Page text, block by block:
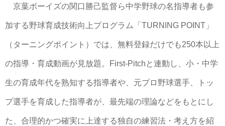
京葉ボーイズの関口勝己監督ら中学野球の名指導者も参
加する野球育成技術向上プログラム「TURNING POINT」
（ターニングポイント）では、無料登録だけでも250本以上
の指導・育成動画が見放題。First-Pitchと連動し、小・中学
生の育成年代を熟知する指導者や、元プロ野球選手、トッ
プ選手を育成した指導者が、最先端の理論などをもとにし
た、合理的かつ確実に上達する独自の練習法・考え方を紹